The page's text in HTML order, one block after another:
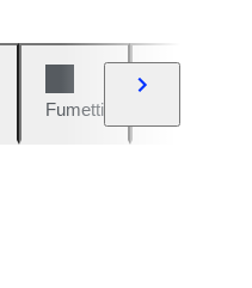
Fumetti